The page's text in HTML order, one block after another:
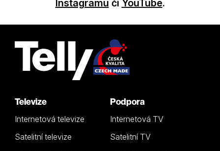
Instagramu či YouTube.
Televize
Internetová televize
Satelitní televize
Podpora
Internetová TV
Satelitní TV